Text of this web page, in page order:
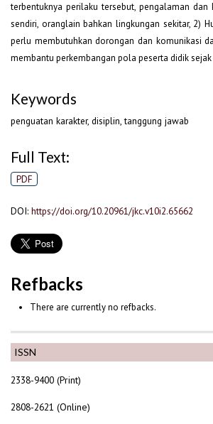
ISSN
2338-9400 (Print)
2808-2621 (Online)
terbentuknya perilaku tersebut, pengalaman dan
sendiri, oranglain bahkan lingkungan sekitar, 2)
perlu membutuhkan dorongan dan komunikasi
membantu perkembangan pola peserta didik sejak
Keywords
penguatan karakter, disiplin, tanggung jawab
Full Text:
PDF
DOI: https://doi.org/10.20961/jkc.v10i2.65662
Refbacks
There are currently no refbacks.